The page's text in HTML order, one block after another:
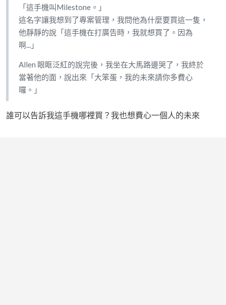
「這手機叫Milestone。」
這名字讓我想到了專案管理，我問他為什麼要買這一隻，
他靜靜的說「這手機在打廣告時，我就想買了。因為
啊...」
Allen 眼眶泛紅的說完後，我坐在大馬路邊哭了，我終於
當著他的面，說出來「大笨蛋，我的未來請你多費心
囉。」
誰可以告訴我這手機哪裡買？我也想費心一個人的未來